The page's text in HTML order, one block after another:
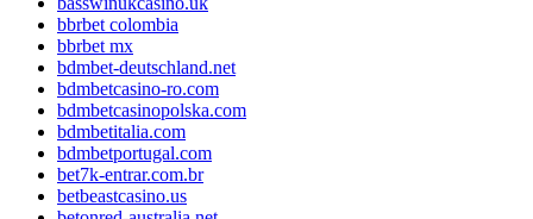
bbrbet colombia
bbrbet mx
bdmbet-deutschland.net
bdmbetcasino-ro.com
bdmbetcasinopolska.com
bdmbetitalia.com
bdmbetportugal.com
bet7k-entrar.com.br
betbeastcasino.us